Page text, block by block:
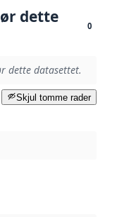
dette
0
dette datasettet.
Skjul tomme rader